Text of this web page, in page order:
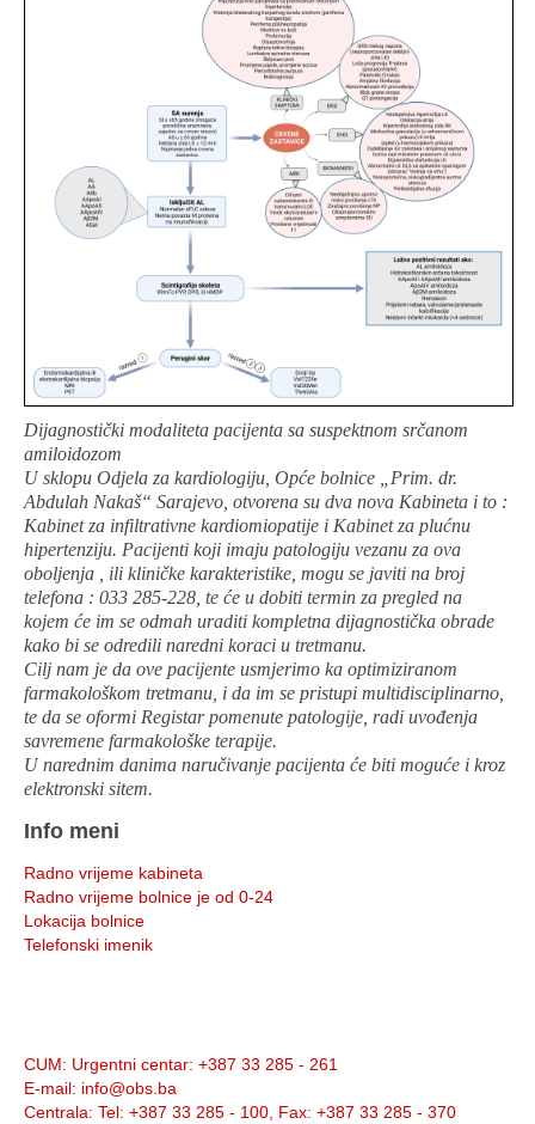
Dijagnostički modaliteta pacijenta sa suspektnom srčanom
amiloidozom
U sklopu Odjela za kardiologiju, Opće bolnice „Prim. dr.
Abdulah Nakaš“ Sarajevo, otvorena su dva nova Kabineta i to :
Kabinet za infiltrativne kardiomiopatije i Kabinet za plućnu
hipertenziju. Pacijenti koji imaju patologiju vezanu za ova
oboljenja , ili kliničke karakteristike, mogu se javiti na broj
telefona : 033 285-228, te će u dobiti termin za pregled na
kojem će im se odmah uraditi kompletna dijagnostička obrade
kako bi se odredili naredni koraci u tretmanu.
Cilj nam je da ove pacijente usmjerimo ka optimiziranom
farmakološkom tretmanu, i da im se pristupi multidisciplinarno,
te da se oformi Registar pomenute patologije, radi uvođenja
savremene farmakološke terapije.
U narednim danima naručivanje pacijenta će biti moguće i kroz
elektronski sitem.
Info meni
Radno vrijeme kabineta
Radno vrijeme bolnice je od 0-24
Lokacija bolnice
Telefonski imenik
CUM: Urgentni centar: +387 33 285 - 261
E-mail: info@obs.ba
Centrala: Tel: +387 33 285 - 100, Fax: +387 33 285 - 370